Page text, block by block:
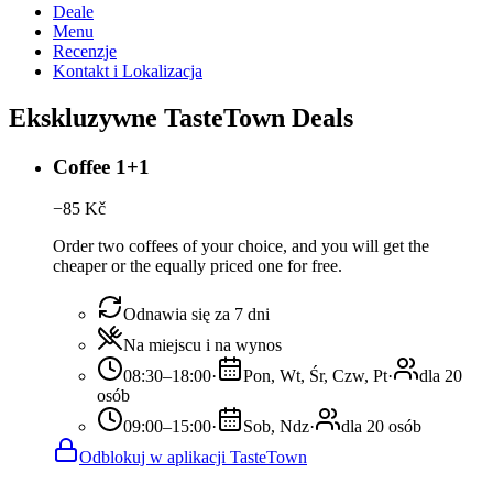
Deale
Menu
Recenzje
Kontakt i Lokalizacja
Ekskluzywne TasteTown Deals
Coffee 1+1
−85 Kč
Order two coffees of your choice, and you will get the
cheaper or the equally priced one for free.
Odnawia się za 7 dni
Na miejscu i na wynos
08:30–18:00· Pon, Wt, Śr, Czw, Pt·
dla 20
osób
09:00–15:00· Sob, Ndz·
dla 20 osób
Odblokuj w aplikacji TasteTown